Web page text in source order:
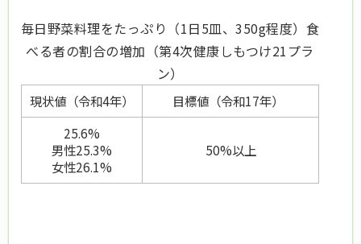
毎日野菜料理をたっぷり（1日5皿、350g程度）食
べる者の割合の増加（第4次健康しもつけ21プラ
ン）
現状値（令和4年）
目標値（令和17年）
25.6%
男性25.3%
女性26.1%
50%以上